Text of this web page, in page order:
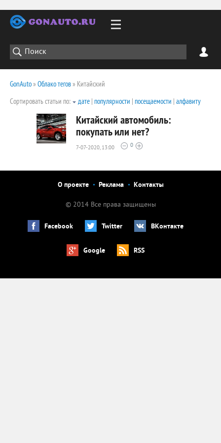
GonAuto» Облако тегов» Китайский
Сортировать статьи по:
дате | популярности | посещаемости | алфавиту
Китайский автомобиль:
покупать или нет?
7-07-2020, 13:00 0
О проекте Реклама Контакты
© 2014 Все права защищены
Facebook Twitter ВКонтакте
Google RSS